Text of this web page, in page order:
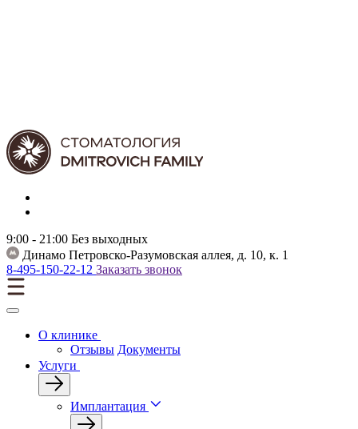
9:00 - 21:00 Без выходных
Динамо Петровско-Разумовская аллея, д. 10, к. 1
8-495-150-22-12 Заказать звонок
О клинике
Отзывы Документы
Услуги
Имплантация